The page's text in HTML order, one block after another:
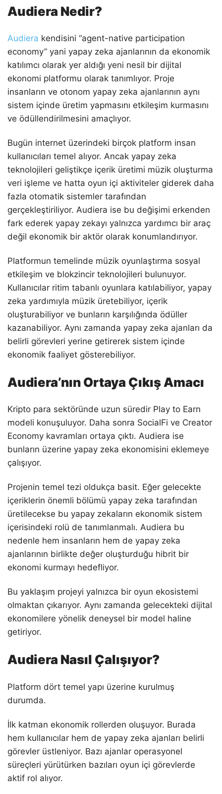
Audiera Nedir?
Audiera kendisini “agent-native participation
economy” yani yapay zeka ajanlarının da ekonomik
katılımcı olarak yer aldığı yeni nesil bir dijital
ekonomi platformu olarak tanımlıyor. Proje
insanların ve otonom yapay zeka ajanlarının aynı
sistem içinde üretim yapmasını etkileşim kurmasını
ve ödüllendirilmesini amaçlıyor.
Bugün internet üzerindeki birçok platform insan
kullanıcıları temel alıyor. Ancak yapay zeka
teknolojileri geliştikçe içerik üretimi müzik oluşturma
veri işleme ve hatta oyun içi aktiviteler giderek daha
fazla otomatik sistemler tarafından
gerçekleştiriliyor. Audiera ise bu değişimi erkenden
fark ederek yapay zekayı yalnızca yardımcı bir araç
değil ekonomik bir aktör olarak konumlandırıyor.
Platformun temelinde müzik oyunlaştırma sosyal
etkileşim ve blokzincir teknolojileri bulunuyor.
Kullanıcılar ritim tabanlı oyunlara katılabiliyor, yapay
zeka yardımıyla müzik üretebiliyor, içerik
oluşturabiliyor ve bunların karşılığında ödüller
kazanabiliyor. Aynı zamanda yapay zeka ajanları da
belirli görevleri yerine getirerek sistem içinde
ekonomik faaliyet gösterebiliyor.
Audiera’nın Ortaya Çıkış Amacı
Kripto para sektöründe uzun süredir Play to Earn
modeli konuşuluyor. Daha sonra SocialFi ve Creator
Economy kavramları ortaya çıktı. Audiera ise
bunların üzerine yapay zeka ekonomisini eklemeye
çalışıyor.
Projenin temel tezi oldukça basit. Eğer gelecekte
içeriklerin önemli bölümü yapay zeka tarafından
üretilecekse bu yapay zekaların ekonomik sistem
içerisindeki rolü de tanımlanmalı. Audiera bu
nedenle hem insanların hem de yapay zeka
ajanlarının birlikte değer oluşturduğu hibrit bir
ekonomi kurmayı hedefliyor.
Bu yaklaşım projeyi yalnızca bir oyun ekosistemi
olmaktan çıkarıyor. Aynı zamanda gelecekteki dijital
ekonomilere yönelik deneysel bir model haline
getiriyor.
Audiera Nasıl Çalışıyor?
Platform dört temel yapı üzerine kurulmuş
durumda.
İlk katman ekonomik rollerden oluşuyor. Burada
hem kullanıcılar hem de yapay zeka ajanları belirli
görevler üstleniyor. Bazı ajanlar operasyonel
süreçleri yürütürken bazıları oyun içi görevlerde
aktif rol alıyor.